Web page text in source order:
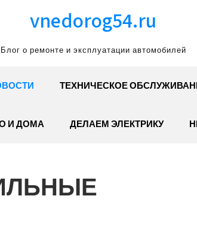
vnedorog54.ru
Блог о ремонте и эксплуатации автомобилей
ТЕХНИЧЕСКОЕ
И ДОМА ДЕЛАЕМ ЭЛЕКТРИКУ